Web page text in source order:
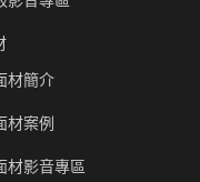
材簡介
材案例
材影音專區